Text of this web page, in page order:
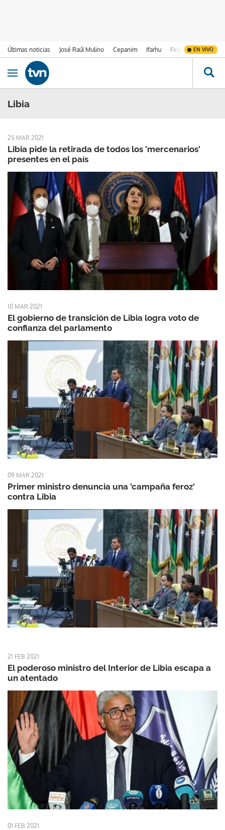
Últimas noticias José Raúl Mulino Cepanim Ifarhu Fenómeno de El
EN VIVO
Ir al contenido
Obrir navegació
Libia
25 MAR 2021
Libia pide la retirada de todos los 'mercenarios'
presentes en el país
10 MAR 2021
El gobierno de transición de Libia logra voto de
confianza del parlamento
09 MAR 2021
Primer ministro denuncia una 'campaña feroz'
contra Libia
21 FEB 2021
El poderoso ministro del Interior de Libia escapa a
un atentado
01 FEB 2021